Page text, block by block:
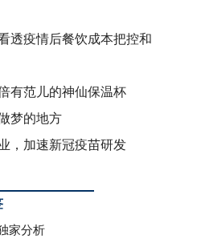
透疫情后餐饮成本把控和
有范儿的神仙保温杯
梦的地方
，加速新冠疫苗研发
家分析